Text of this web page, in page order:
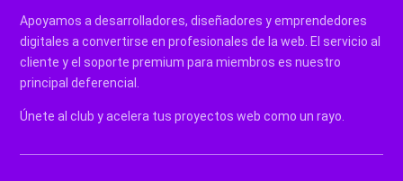
Apoyamos a desarrolladores, diseñadores y emprendedores
digitales a convertirse en profesionales de la web. El servicio al
cliente y el soporte premium para miembros es nuestro
principal deferencial.
Únete al club y acelera tus proyectos web como un rayo.